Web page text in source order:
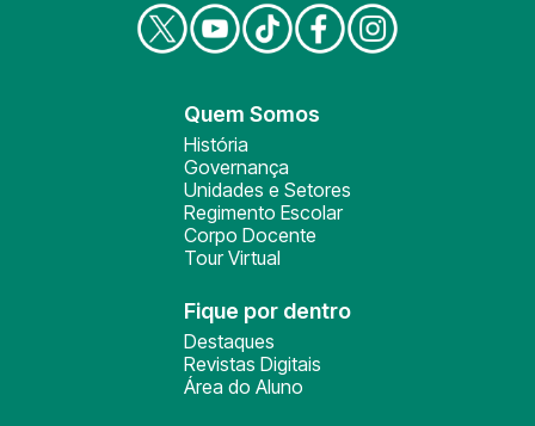
Quem Somos
História
Governança
Unidades e Setores
Regimento Escolar
Corpo Docente
Tour Virtual
Fique por dentro
Destaques
Revistas Digitais
Área do Aluno